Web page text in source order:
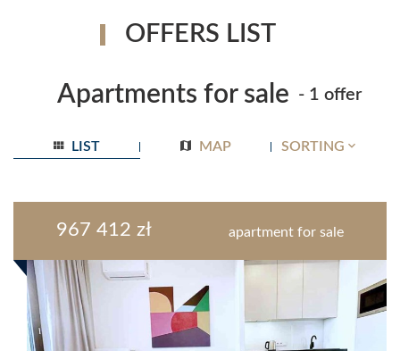
OFFERS LIST
Apartments for sale - 1 offer
LIST MAP SORTING
967 412 zł apartment for sale